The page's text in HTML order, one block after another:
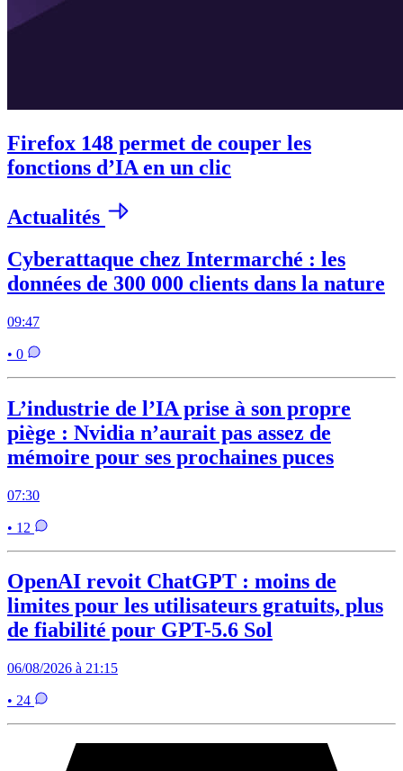
Firefox 148 permet de couper les
fonctions d’IA en un clic
Actualités
Cyberattaque chez Intermarché : les
données de 300 000 clients dans la nature
09:47
• 0
L’industrie de l’IA prise à son propre
piège : Nvidia n’aurait pas assez de
mémoire pour ses prochaines puces
07:30
• 12
OpenAI revoit ChatGPT : moins de
limites pour les utilisateurs gratuits, plus
de fiabilité pour GPT-5.6 Sol
06/08/2026 à 21:15
• 24